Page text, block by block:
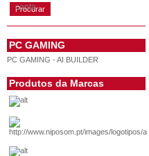
conta
PC GAMING
PC GAMING - AI BUILDER
Produtos da Marcas